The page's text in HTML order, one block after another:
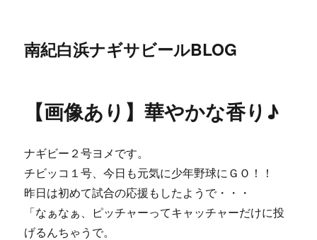
南紀白浜ナギサビールBLOG
【画像あり】華やかな香り♪
ナギビー２号ヨメです。
チビッコ１号、今日も元気に少年野球にＧＯ！！
昨日は初めて試合の応援もしたようで・・・
「なぁなぁ、ピッチャーってキャッチャーだけに投
げるんちゃうで。